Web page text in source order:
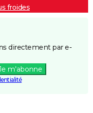
froides
directement par e-
m'abonne